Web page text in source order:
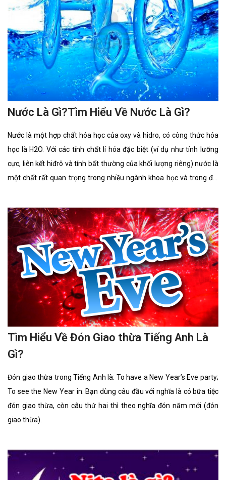
Nước Là Gì?Tìm Hiểu Về Nước Là Gì?
Nước là một hợp chất hóa học của oxy và hidro, có công thức hóa
học là H2O. Với các tính chất lí hóa đặc biệt (ví dụ như tính lưỡng
cực, liên kết hiđrô và tính bất thường của khối lượng riêng) nước là
một chất rất quan trọng trong nhiều ngành khoa học và trong đời
tổng lượng nước trên Trái Đất nằm trong các nguồn có thể khai
thác dùng làm nước uống.
Tìm Hiểu Về Đón Giao thừa Tiếng Anh Là
Gì?
Đón giao thừa trong Tiếng Anh là: To have a New Year’s Eve party;
To see the New Year in. Bạn dùng câu đầu với nghĩa là có bữa tiệc
đón giao thừa, còn câu thứ hai thì theo nghĩa đón năm mới (đón
giao thừa).